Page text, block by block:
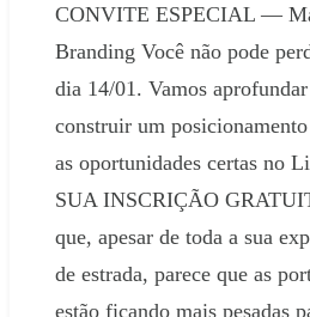
CONVITE ESPECIAL —
Branding Você não pode
dia 14/01. Vamos
construir um
as oportunidades certas no
SUA INSCRIÇÃO
que, apesar de toda a sua
de estrada, parece que as
estão ficando mais pesadas